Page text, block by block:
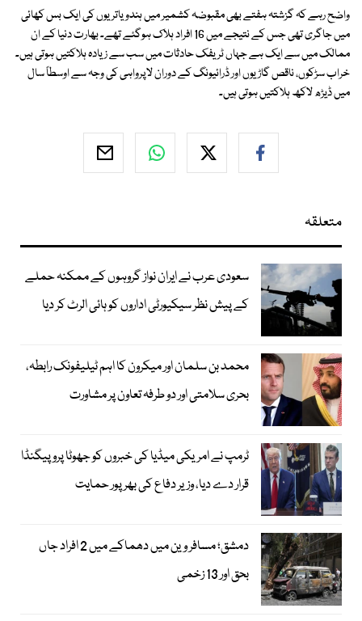
واضح رہے کہ گزشتہ ہفتے بھی مقبوضہ کشمیر میں ہندو یاتریوں کی ایک بس کھائی
میں جاگری تھی جس کے نتیجے میں 16 افراد ہلاک ہوگئے تھے۔ بھارت دنیا کے ان
ممالک میں سے ایک ہے جہاں ٹریفک حادثات میں سب سے زیادہ ہلاکتیں ہوتی ہیں۔
خراب سڑکوں، ناقص گاڑیوں اور ڈرائیونگ کے دوران لاپرواہی کی وجہ سے اوسطاً سال
میں ڈیڑھ لاکھ ہلاکتیں ہوتی ہیں۔
متعلقہ
سعودی عرب نے ایران نواز گروہوں کے ممکنہ حملے
کے پیش نظر سیکیورٹی اداروں کو ہائی الرٹ کر دیا
محمد بن سلمان اور میکرون کا اہم ٹیلیفونک رابطہ،
بحری سلامتی اور دو طرفہ تعاون پر مشاورت
ٹرمپ نے امریکی میڈیا کی خبروں کو جھوٹا پروپیگنڈا
قرار دے دیا، وزیر دفاع کی بھرپور حمایت
دمشق؛ مسافر وین میں دھماکے میں 2 افراد جاں
بحق اور 13 زخمی